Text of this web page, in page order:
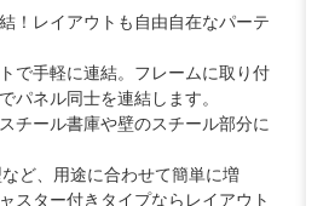
！レイアウトも自由自在なパーテ
で手軽に連結。フレームに取り付
パネル同士を連結します。
チール書庫や壁のスチール部分に
ど、用途に合わせて簡単に増
スター付きタイプならレイアウト